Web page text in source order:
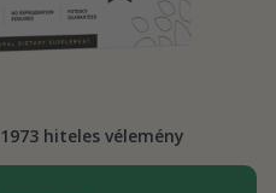
1973 hiteles vélemény